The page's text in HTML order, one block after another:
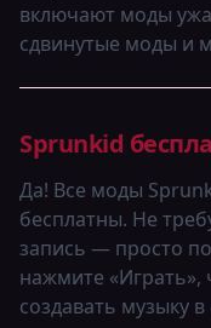
включают моды
сдвинутые моды и
Sprunkid
Да! Все моды
бесплатны. Не
запись — просто
нажмите
создавать музыку